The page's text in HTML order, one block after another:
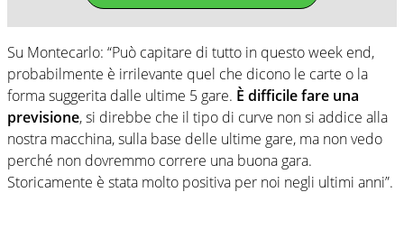
Su Montecarlo: “Può capitare di tutto in questo week end,
probabilmente è irrilevante quel che dicono le carte o la
forma suggerita dalle ultime 5 gare. È difficile fare una
previsione, si direbbe che il tipo di curve non si addice alla
nostra macchina, sulla base delle ultime gare, ma non vedo
perché non dovremmo correre una buona gara.
Storicamente è stata molto positiva per noi negli ultimi anni”.